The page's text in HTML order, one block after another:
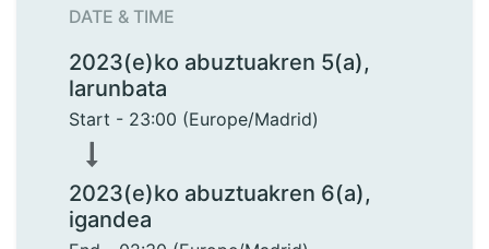
DATE & TIME
2023(e)ko abuztuakren 5(a),
larunbata
Start - 23:00 (Europe/Madrid)
2023(e)ko abuztuakren 6(a),
igandea